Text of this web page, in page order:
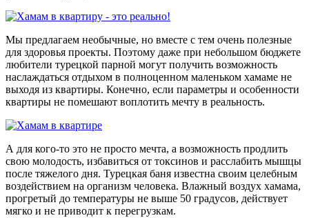
Мы предлагаем необычные, но вместе с тем очень полезные
для здоровья проекты. Поэтому даже при небольшом бюджете
любители турецкой парной могут получить возможность
наслаждаться отдыхом в полноценном маленьком хамаме не
выходя из квартиры. Конечно, если параметры и особенности
квартиры не помешают воплотить мечту в реальность.
А для кого-то это не просто мечта, а возможность продлить
свою молодость, избавиться от токсинов и расслабить мышцы
после тяжелого дня. Турецкая баня известна своим целебным
воздействием на организм человека. Влажный воздух хамама,
прогретый до температуры не выше 50 градусов, действует
мягко и не приводит к перегрузкам.